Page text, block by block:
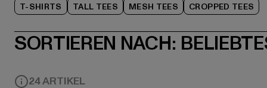
T-SHIRTS TALL TEES MESH TEES CROPPED TEES
SORTIEREN NACH:
24 ARTIKEL